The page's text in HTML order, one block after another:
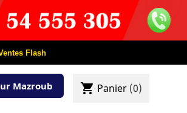
Flash
Mazroub shopping_cart Panier (0)